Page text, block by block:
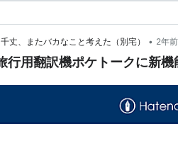
丈、またバカなこと考えた（別宅） • 2年前
行用翻訳機ポケトークに新機